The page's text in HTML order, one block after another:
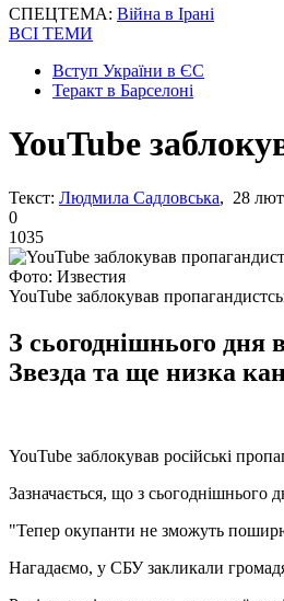
СПЕЦТЕМА: Війна в Ірані
ВСІ ТЕМИ
Вступ України в ЄС
Теракт в Барселоні
YouTube
Текст: Людмила Садловська, 28
0
1035
Фото: Известия
YouTube заблокував
З сьогоднішнього
Звезда та ще низка
YouTube заблокував російські
Зазначається, що з
"Тепер окупанти не зможуть
Нагадаємо, у СБУ закликали